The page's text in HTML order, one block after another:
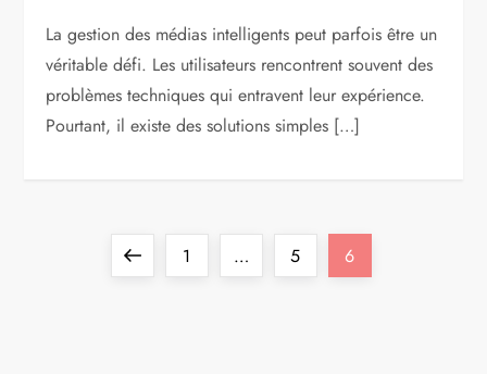
La gestion des médias intelligents peut parfois être un
véritable défi. Les utilisateurs rencontrent souvent des
problèmes techniques qui entravent leur expérience.
Pourtant, il existe des solutions simples […]
PreviousPage
1 … Page
5 Page
6